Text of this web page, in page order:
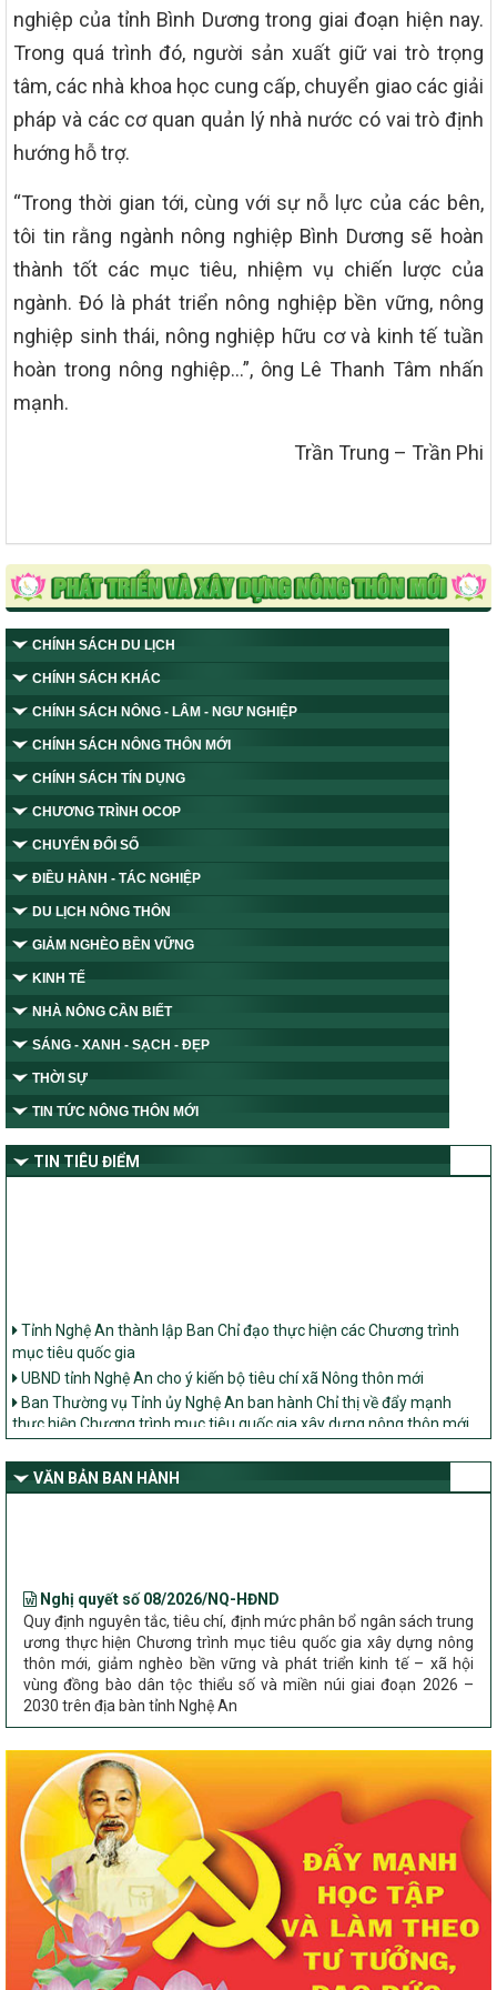
nghiệp của tỉnh Bình Dương trong giai đoạn hiện nay.
Trong quá trình đó, người sản xuất giữ vai trò trọng
tâm, các nhà khoa học cung cấp, chuyển giao các giải
pháp và các cơ quan quản lý nhà nước có vai trò định
hướng hỗ trợ.
“Trong thời gian tới, cùng với sự nỗ lực của các bên,
tôi tin rằng ngành nông nghiệp Bình Dương sẽ hoàn
thành tốt các mục tiêu, nhiệm vụ chiến lược của
ngành. Đó là phát triển nông nghiệp bền vững, nông
nghiệp sinh thái, nông nghiệp hữu cơ và kinh tế tuần
hoàn trong nông nghiệp…”, ông Lê Thanh Tâm nhấn
mạnh.
Trần Trung – Trần Phi
CHÍNH SÁCH DU LỊCH
CHÍNH SÁCH KHÁC
CHÍNH SÁCH NÔNG - LÂM - NGƯ NGHIỆP
CHÍNH SÁCH NÔNG THÔN MỚI
CHÍNH SÁCH TÍN DỤNG
CHƯƠNG TRÌNH OCOP
CHUYỂN ĐỔI SỐ
ĐIỀU HÀNH - TÁC NGHIỆP
DU LỊCH NÔNG THÔN
GIẢM NGHÈO BỀN VỮNG
KINH TẾ
NHÀ NÔNG CẦN BIẾT
SÁNG - XANH - SẠCH - ĐẸP
THỜI SỰ
TIN TỨC NÔNG THÔN MỚI
TIN TIÊU ĐIỂM
mục tiêu quốc gia
UBND tỉnh Nghệ An cho ý kiến bộ tiêu chí xã Nông thôn mới
Ban Thường vụ Tỉnh ủy Nghệ An ban hành Chỉ thị về đẩy mạnh
thực hiện Chương trình mục tiêu quốc gia xây dựng nông thôn mới,
giảm nghèo bền vững và phát triển kinh tế – xã hội vùng đồng bào
Nghệ An
Bộ Dân tộc và Tôn giáo làm việc với UBND tỉnh về tình hình thực
VĂN BẢN BAN HÀNH
Quy định nguyên tắc, tiêu chí, định mức phân bổ ngân sách trung
ương thực hiện Chương trình mục tiêu quốc gia xây dựng nông
thôn mới, giảm nghèo bền vững và phát triển kinh tế – xã hội
vùng đồng bào dân tộc thiểu số và miền núi giai đoạn 2026 –
2030 trên địa bàn tỉnh Nghệ An
Chỉ Thị số 22-CT/TU
về đẩy mạnh thực hiện Chương trình mục tiêu quốc gia xây dựng
nông thôn mới, giảm nghèo bền vững và phát triển kinh tế – xã
hội vùng đồng bào dân tộc thiểu số và miền núi giai đoạn 2026 –
2030 trên địa bàn tỉnh Nghệ An
Quyết định số 2490/QĐ-UBND
Về việc thành lập Ban Chỉ đạo Chương trình mục tiều quốc gia xây
dựng nông thôn mới, giảm nghèo bền vững và phát triển kinh tế –
xã hội vùng đồng bào dân tộc thiểu số và miền núi giai đoạn 2026
-2030 tỉnh Nghệ An
Thông tư Số 23/2026/TT-BNNMT
Thông tư Hướng dẫn thực hiện một số nội dung Chương trình